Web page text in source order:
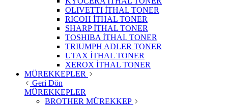
OLIVETTI İTHAL TONER
RICOH İTHAL TONER
SHARP İTHAL TONER
TOSHIBA İTHAL TONER
TRIUMPH ADLER TONER
UTAX İTHAL TONER
XEROX İTHAL TONER
MÜREKKEPLER
Geri Dön
MÜREKKEPLER
BROTHER MÜREKKEP